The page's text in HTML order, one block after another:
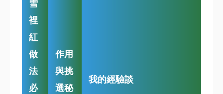
雪
裡
紅
做
法
必
作用
與挑
選秘
我的經驗談